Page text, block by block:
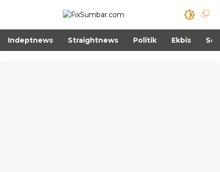
Indeptnews Straightnews Politik Ekbis